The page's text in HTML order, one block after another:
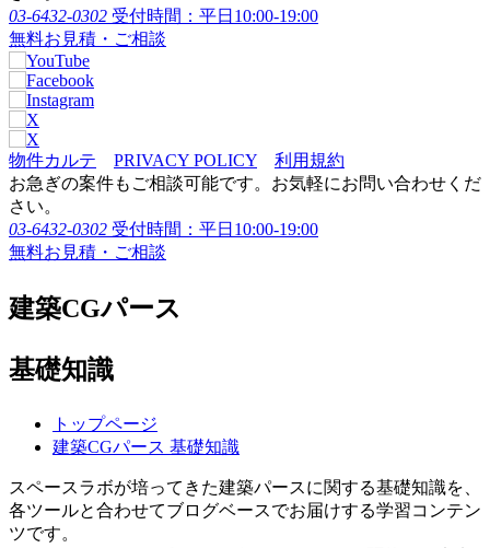
03-6432-0302 受付時間：平日10:00-19:00
無料お見積・ご相談
物件カルテ PRIVACY POLICY
利用規約
お急ぎの案件もご相談可能です。お気軽にお問い合わせくだ
さい。
03-6432-0302 受付時間：平日10:00-19:00
無料お見積・ご相談
建築CGパース
基礎知識
トップページ
建築CGパース 基礎知識
スペースラボが培ってきた建築パースに関する基礎知識を、
各ツールと合わせてブログベースでお届けする学習コンテン
ツです。